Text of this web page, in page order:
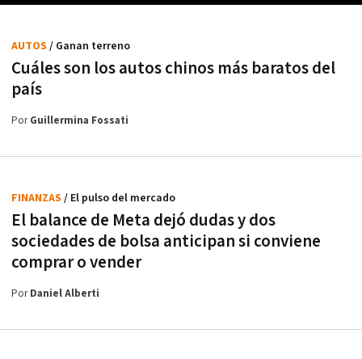
Cuáles son los autos chinos más baratos del
país
AUTOS / Ganan terreno
PorGuillermina Fossati
El balance de Meta dejó dudas y dos
sociedades de bolsa anticipan si conviene
comprar o vender
FINANZAS / El pulso del mercado
PorDaniel Alberti